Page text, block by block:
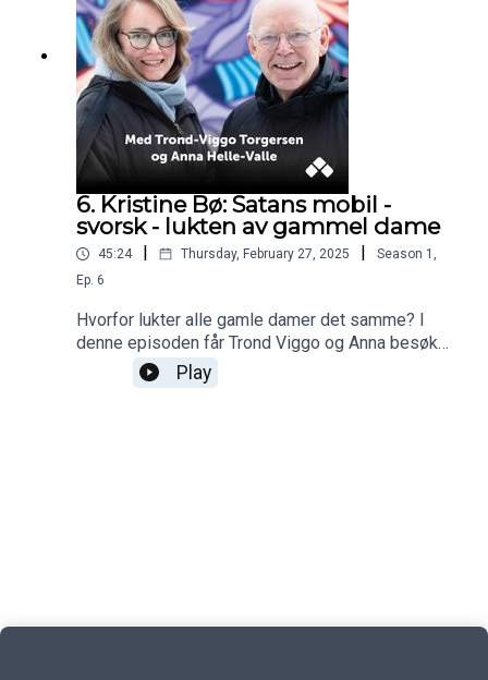
6. Kristine Bø: Satans mobil -
svorsk - lukten av gammel dame
45:24 | Thursday, February 27, 2025 | Season 1 ,
Ep. 6
Hvorfor lukter alle gamle damer det samme? I
denne episoden får Trond Viggo og Anna besøk
av sanger og låtskriver Kristine Bø som blant
annet synger om lukten av sin bestemor. Er det en
Play